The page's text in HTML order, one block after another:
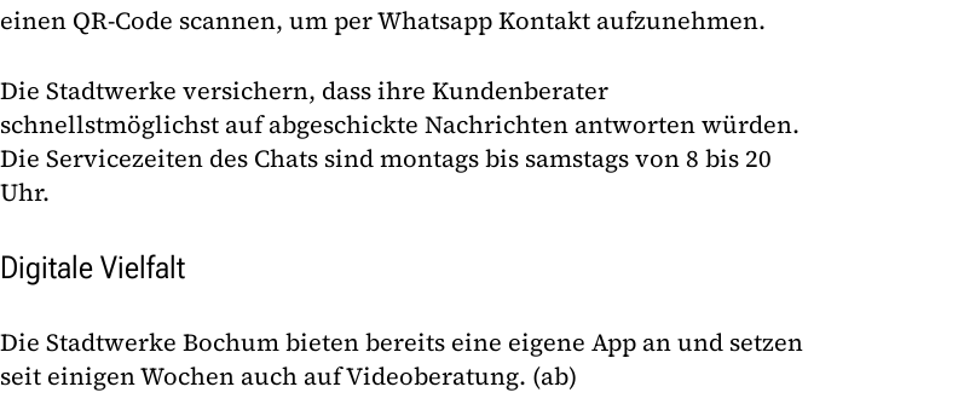
einen QR-Code scannen, um per Whatsapp Kontakt aufzunehmen.
Die Stadtwerke versichern, dass ihre Kundenberater
schnellstmöglichst auf abgeschickte Nachrichten antworten würden.
Die Servicezeiten des Chats sind montags bis samstags von 8 bis 20
Uhr.
Digitale Vielfalt
Die Stadtwerke Bochum bieten bereits eine eigene App an und setzen
seit einigen Wochen auch auf Videoberatung. (ab)